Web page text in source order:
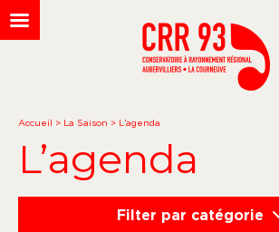
Accueil > La Saison > L’agenda
L’agenda
Filter par catégorie